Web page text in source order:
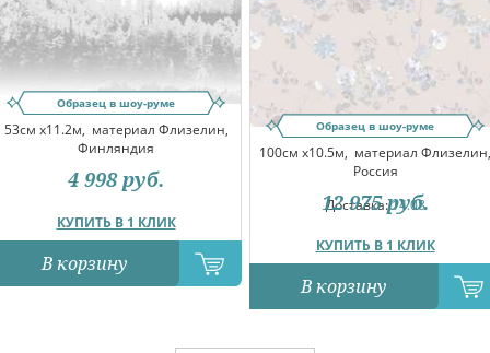
Образец в шоу-руме
53см x11.2м, материал Флизелин,
Финляндия
КУПИТЬ В 1 КЛИК
4 998 руб.
В корзину
Образец в шоу-руме
100см x10.5м, материал Флизелин,
Россия
Доставка:14.08
КУПИТЬ В 1 КЛИК
12 975 руб.
В корзину